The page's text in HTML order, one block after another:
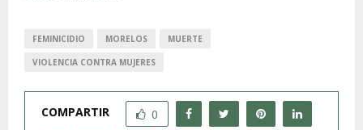
FEMINICIDIO MORELOS MUERTE
VIOLENCIA CONTRA MUJERES
COMPARTIR 0